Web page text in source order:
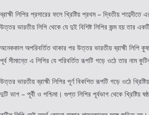
ব্রাহ্মী লিপির প্রসারের ফলে খ্রিষ্টিয় প্রথম – দ্বিতীয়
উত্তর ভারতীয় লিপি থেকে যে দুই বিশিষ্ট লিপির জন্ম হয় তার
অনেককাল অপরিবর্তিত থাকার পর উত্তর ভারতীয় ব্রাহ্মী লিপি
পূর্ব সীমান্তে এ লিপির যে পরিবর্তিত রূপটি গড়ে ওঠে তার নাম
উত্তর ভারতীয় ব্রাহ্মী লিপির পূর্ণ বিকশিত রূপটি গড়ে ওঠে
দুটি ভাগ – পূর্বী ও পশ্চিমা। গুপ্ত লিপির পূর্বভাগ থেকে